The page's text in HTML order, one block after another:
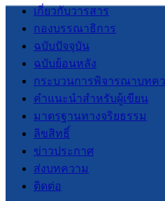
เกี่ยวกับวารสาร
กองบรรณาธิการ
ฉบับปัจจุบัน
ฉบับย้อนหลัง
กระบวนการพิจารณาบทค
คำแนะนำสำหรับผู้เขียน
มาตรฐานทางจริยธรรม
ลิขสิทธิ์
ข่าวประกาศ
ส่งบทความ
ติดต่อ